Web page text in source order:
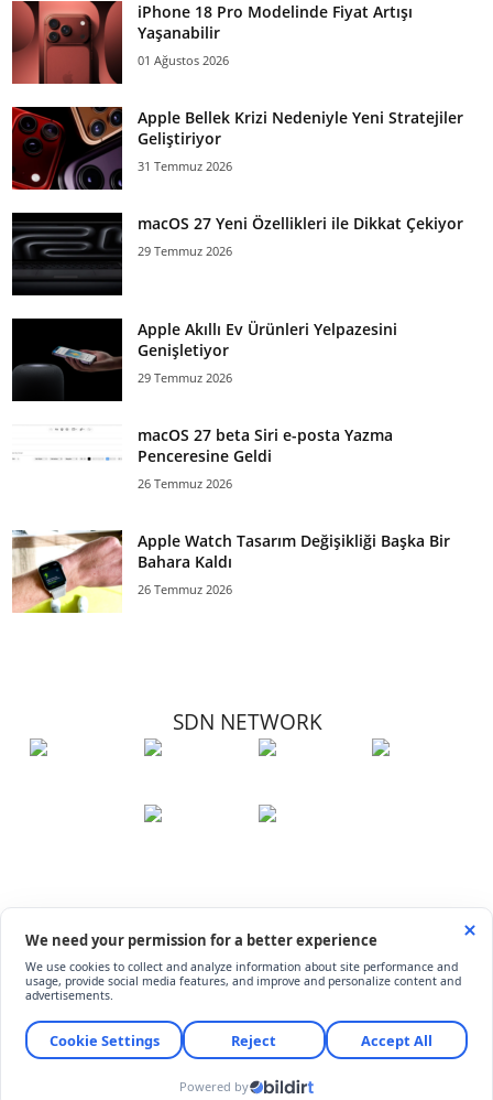
iPhone 18 Pro Modelinde Fiyat Artışı
Yaşanabilir
01 Ağustos 2026
Apple Bellek Krizi Nedeniyle Yeni Stratejiler
Geliştiriyor
31 Temmuz 2026
macOS 27 Yeni Özellikleri ile Dikkat Çekiyor
29 Temmuz 2026
Apple Akıllı Ev Ürünleri Yelpazesini
Genişletiyor
29 Temmuz 2026
macOS 27 beta Siri e-posta Yazma
Penceresine Geldi
26 Temmuz 2026
Apple Watch Tasarım Değişikliği Başka Bir
Bahara Kaldı
26 Temmuz 2026
SDN NETWORK
© ShiftDelete.Net